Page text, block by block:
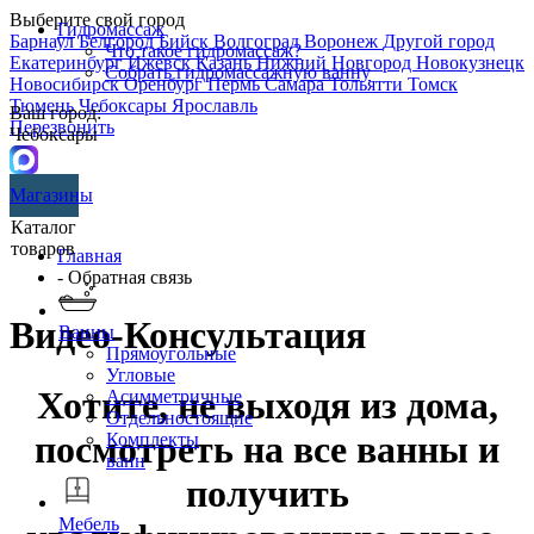
Выберите свой город
БарнаулБелгородБийск ВолгоградВоронеж Другой город
ЕкатеринбургИжевскКазаньНижний Новгород Новокузнецк
НовосибирскОренбургПермьСамараТольятти Томск
ТюменьЧебоксары Ярославль
Перезвонить
Гидромассаж
Что такое гидромассаж?
Собрать гидромассажную ванну
Ваш город:
Чебоксары
Магазины
Каталог
товаров
Ванны
Прямоугольные
Угловые
Асимметричные
Отдельностоящие
Комплекты
ванн
Мебель
Главная
- Обратная связь
Видео-Консультация
Хотите, не выходя из дома,
посмотреть на все ванны и
получить